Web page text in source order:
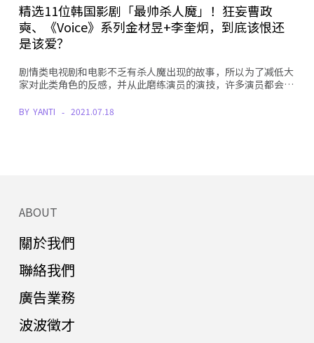
精选11位韩国影剧「最帅杀人魔」！狂妄曹政
奭、《Voice》系列金材昱+李奎炯，到底该恨还
是该爱？
剧情类电视剧和电影不乏有杀人魔出现的故事，所以为了减低大
家对此类角色的反感，并从此磨练演员的演技，许多演员都会…
BY YANTI 2021.07.18
ABOUT
關於我們
聯絡我們
廣告業務
波波徵才